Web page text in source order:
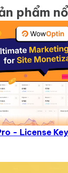
phẩm
- License